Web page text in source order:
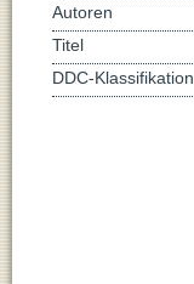
Autoren
Titel
DDC-Klassifikation